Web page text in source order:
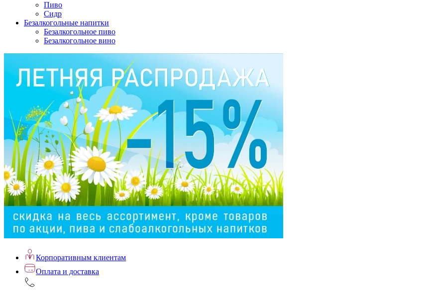
Пиво
Сидр
Безалкогольные напитки
Безалкогольное пиво
Безалкогольное вино
Корпоративным клиентам
Оплата и доставка